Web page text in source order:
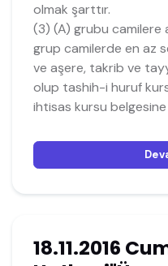
olmak şarttır.
(3) (A) grubu camilere
grup camilerde en az
ve aşere, takrib ve
olup tashih-i huruf
ihtisas kursu
18.11.2016